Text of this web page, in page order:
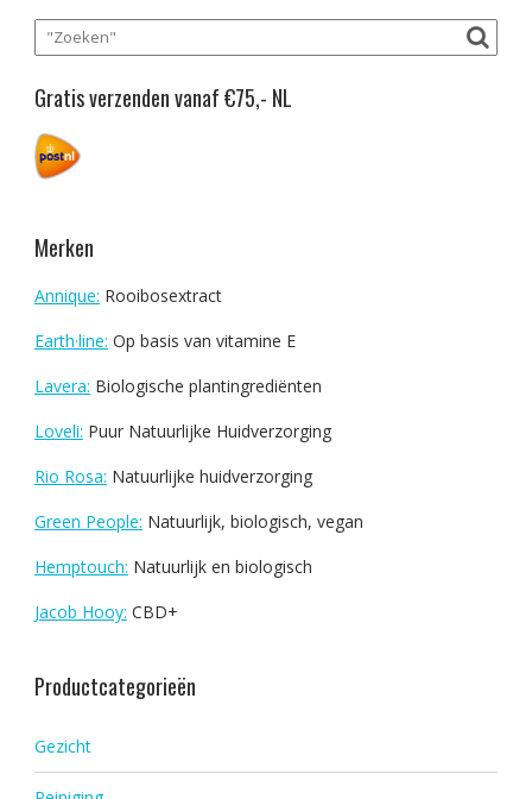
Gratis verzenden vanaf €75,- NL
Merken
Annique: Rooibosextract
Earth·line: Op basis van vitamine E
Lavera: Biologische plantingrediënten
Loveli: Puur Natuurlijke Huidverzorging
Rio Rosa: Natuurlijke huidverzorging
Green People: Natuurlijk, biologisch, vegan
Hemptouch: Natuurlijk en biologisch
Jacob Hooy: CBD+
Productcategorieën
Gezicht